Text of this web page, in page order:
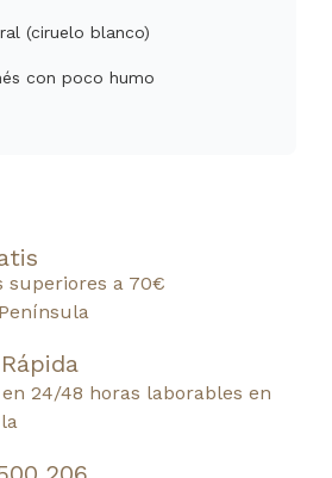
(ciruelo blanco)
con poco humo
superiores a 70€
24/48 horas laborables en